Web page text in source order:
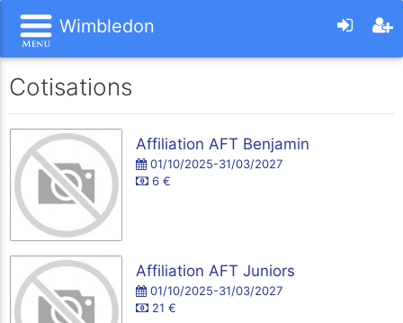
Wimbledon
Cotisations
Affiliation AFT Benjamin
01/10/2025-31/03/2027
6 €
Affiliation AFT Juniors
01/10/2025-31/03/2027
21 €